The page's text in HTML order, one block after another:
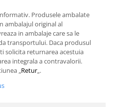
Produsele ambalate
ambalajul original al
in ambalaje care sa le
transportului. Daca produsul
solicita returnarea acestuia
integrala a contravalorii.
„Retur„.